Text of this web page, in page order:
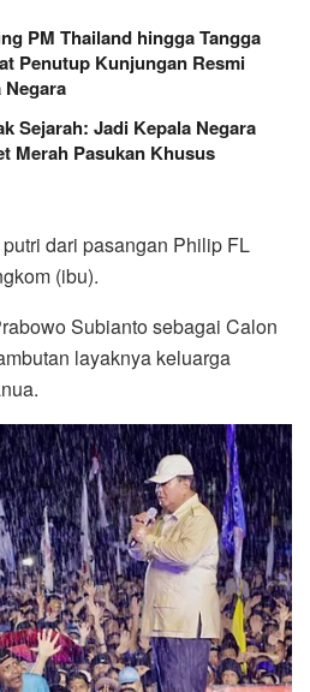
PM Thailand hingga Tangga
Penutup Kunjungan Resmi
Sejarah: Jadi Kepala Negara
Merah Pasukan Khusus
dari pasangan Philip FL
(ibu).
Subianto sebagai Calon
layaknya keluarga